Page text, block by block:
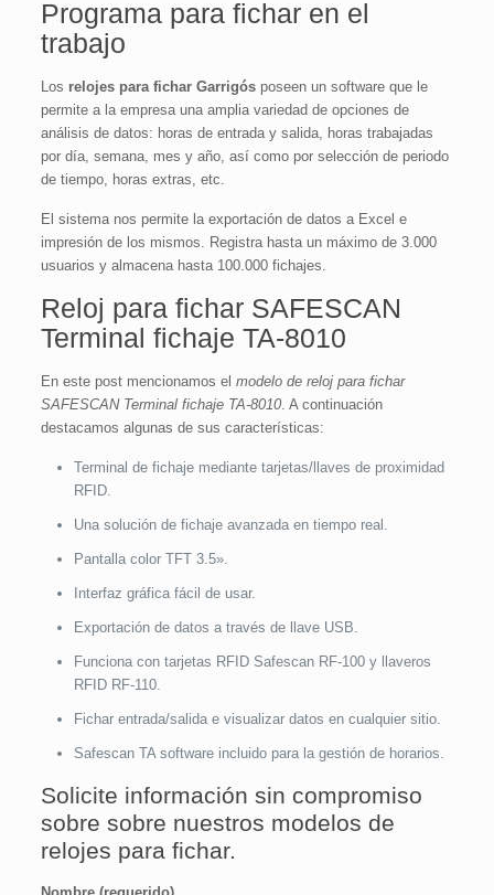
Programa para fichar en el
trabajo
Los relojes para fichar Garrigós poseen un software que le
permite a la empresa una amplia variedad de opciones de
análisis de datos: horas de entrada y salida, horas trabajadas
por día, semana, mes y año, así como por selección de periodo
de tiempo, horas extras, etc.
El sistema nos permite la exportación de datos a Excel e
impresión de los mismos. Registra hasta un máximo de 3.000
usuarios y almacena hasta 100.000 fichajes.
Reloj para fichar SAFESCAN
Terminal fichaje TA-8010
En este post mencionamos elmodelo de reloj para fichar
SAFESCAN Terminal fichaje TA-8010. A continuación
destacamos algunas de sus características:
Terminal de fichaje mediante tarjetas/llaves de proximidad
RFID.
Una solución de fichaje avanzada en tiempo real.
Pantalla color TFT 3.5».
Interfaz gráfica fácil de usar.
Exportación de datos a través de llave USB.
Funciona con tarjetas RFID Safescan RF-100 y llaveros
RFID RF-110.
Fichar entrada/salida e visualizar datos en cualquier sitio.
Safescan TA software incluido para la gestión de horarios.
Solicite información sin compromiso
sobre sobre nuestros modelos de
relojes para fichar.